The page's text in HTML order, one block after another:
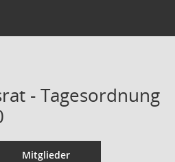
- Tagesordnung
Mitglieder